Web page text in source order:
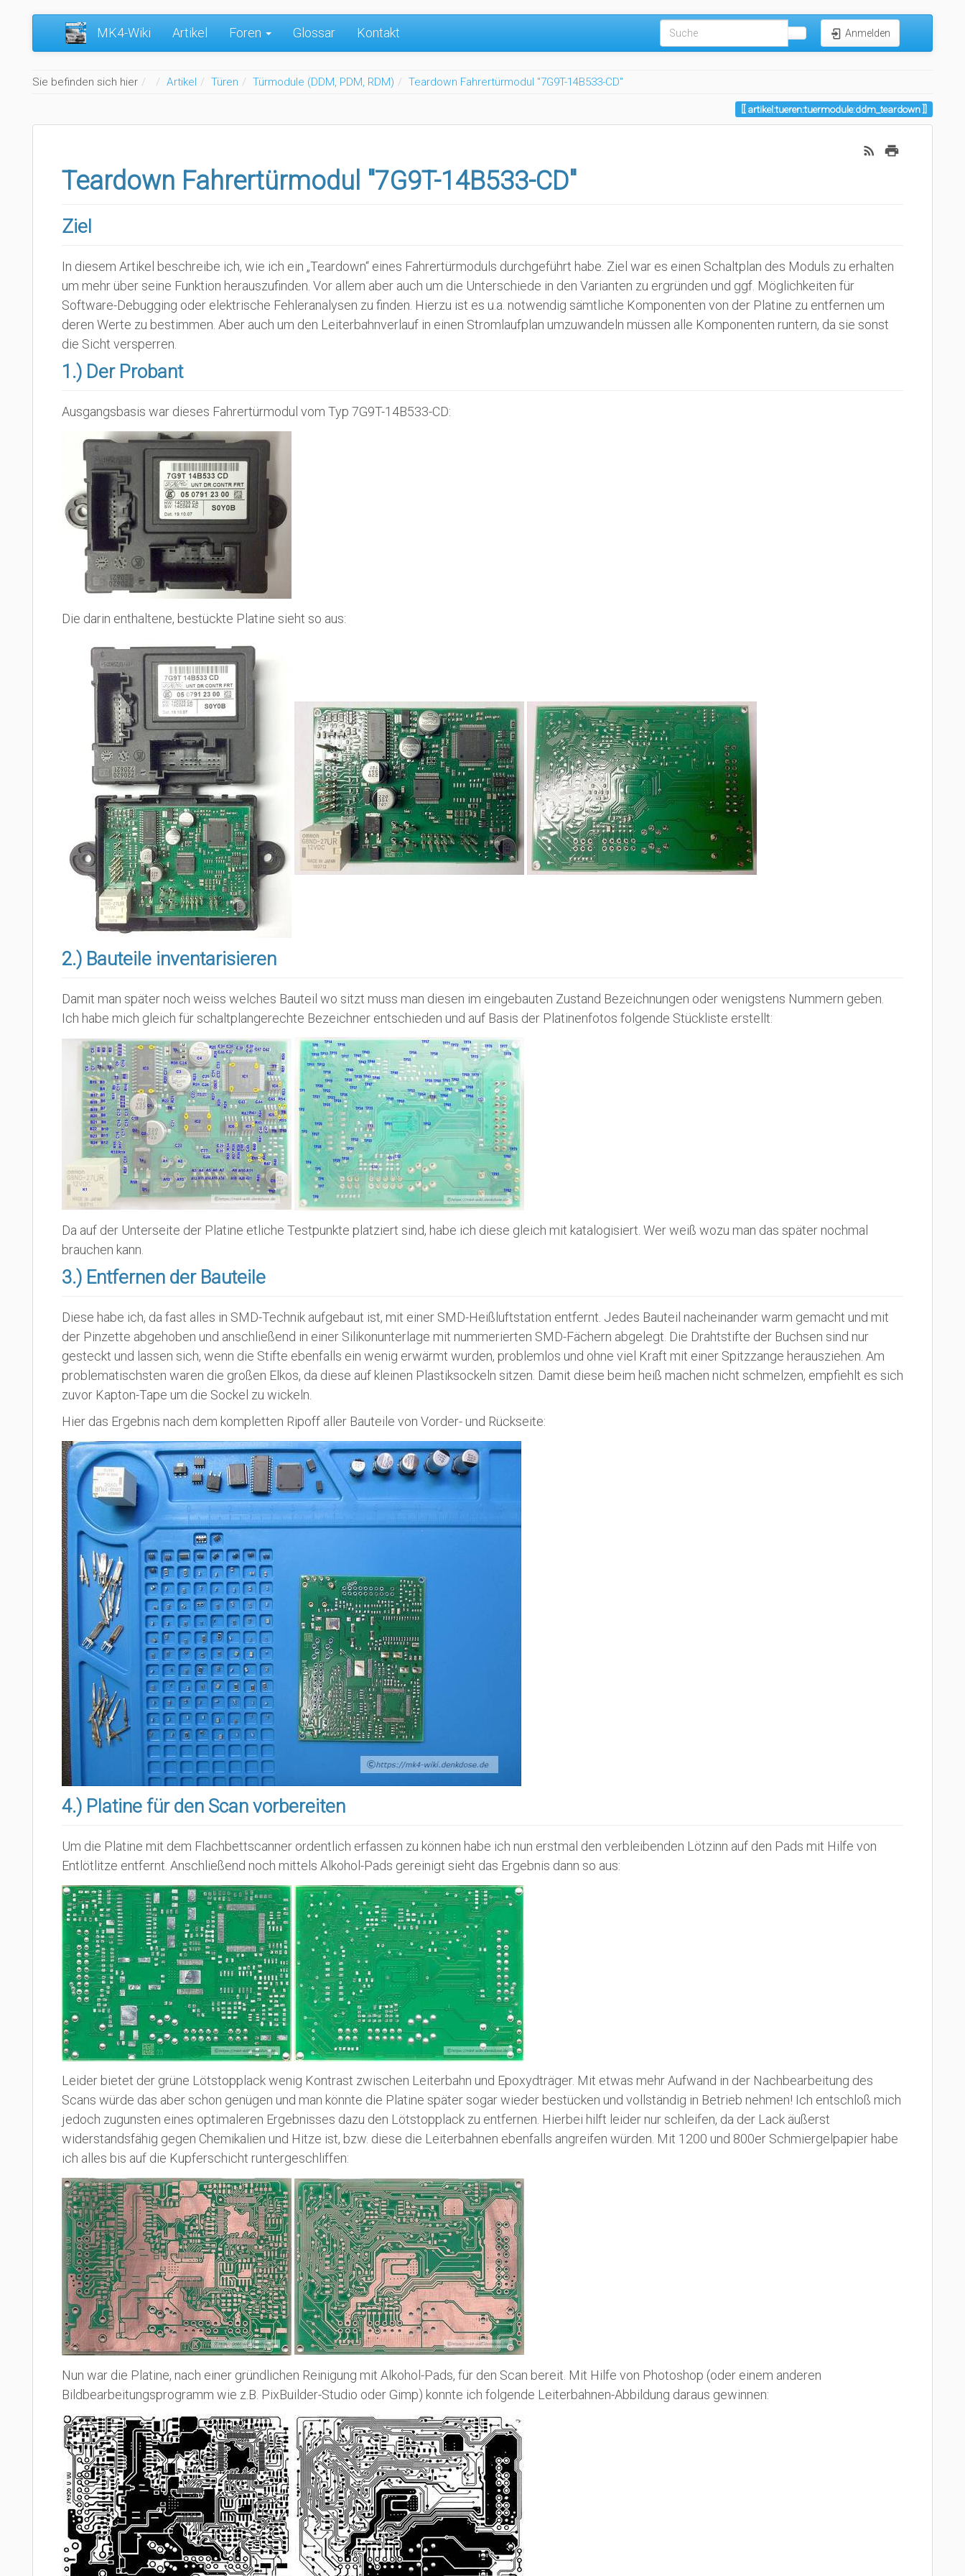
MK4-Wiki Artikel Foren Glossar Kontakt Anmelden
Sie befinden sich hier Home
Artikel Türen Türmodule (DDM, PDM, RDM) Teardown Fahrertürmodul "7G9T-14B533-CD"
artikel:tueren:tuermodule:ddm_teardown
Teardown Fahrertürmodul "7G9T-14B533-CD"
Ziel
In diesem Artikel beschreibe ich, wie ich ein „Teardown“ eines Fahrertürmoduls durchgeführt habe. Ziel war es einen Schaltplan des Moduls zu erhalten
um mehr über seine Funktion herauszufinden. Vor allem aber auch um die Unterschiede in den Varianten zu ergründen und ggf. Möglichkeiten für
Software-Debugging oder elektrische Fehleranalysen zu finden. Hierzu ist es u.a. notwendig sämtliche Komponenten von der Platine zu entfernen um
deren Werte zu bestimmen. Aber auch um den Leiterbahnverlauf in einen Stromlaufplan umzuwandeln müssen alle Komponenten runtern, da sie sonst
die Sicht versperren.
1.) Der Probant
Ausgangsbasis war dieses Fahrertürmodul vom Typ 7G9T-14B533-CD:
Die darin enthaltene, bestückte Platine sieht so aus:
2.) Bauteile inventarisieren
Damit man später noch weiss welches Bauteil wo sitzt muss man diesen im eingebauten Zustand Bezeichnungen oder wenigstens Nummern geben.
Ich habe mich gleich für schaltplangerechte Bezeichner entschieden und auf Basis der Platinenfotos folgende Stückliste erstellt:
Da auf der Unterseite der Platine etliche Testpunkte platziert sind, habe ich diese gleich mit katalogisiert. Wer weiß wozu man das später nochmal
brauchen kann.
3.) Entfernen der Bauteile
Diese habe ich, da fast alles in SMD-Technik aufgebaut ist, mit einer SMD-Heißluftstation entfernt. Jedes Bauteil nacheinander warm gemacht und mit
der Pinzette abgehoben und anschließend in einer Silikonunterlage mit nummerierten SMD-Fächern abgelegt. Die Drahtstifte der Buchsen sind nur
gesteckt und lassen sich, wenn die Stifte ebenfalls ein wenig erwärmt wurden, problemlos und ohne viel Kraft mit einer Spitzzange herausziehen. Am
problematischsten waren die großen Elkos, da diese auf kleinen Plastiksockeln sitzen. Damit diese beim heiß machen nicht schmelzen, empfiehlt es sich
zuvor Kapton-Tape um die Sockel zu wickeln.
Hier das Ergebnis nach dem kompletten Ripoff aller Bauteile von Vorder- und Rückseite:
4.) Platine für den Scan vorbereiten
Um die Platine mit dem Flachbettscanner ordentlich erfassen zu können habe ich nun erstmal den verbleibenden Lötzinn auf den Pads mit Hilfe von
Entlötlitze entfernt. Anschließend noch mittels Alkohol-Pads gereinigt sieht das Ergebnis dann so aus:
Leider bietet der grüne Lötstopplack wenig Kontrast zwischen Leiterbahn und Epoxydträger. Mit etwas mehr Aufwand in der Nachbearbeitung des
Scans würde das aber schon genügen und man könnte die Platine später sogar wieder bestücken und vollständig in Betrieb nehmen! Ich entschloß mich
jedoch zugunsten eines optimaleren Ergebnisses dazu den Lötstopplack zu entfernen. Hierbei hilft leider nur schleifen, da der Lack äußerst
widerstandsfähig gegen Chemikalien und Hitze ist, bzw. diese die Leiterbahnen ebenfalls angreifen würden. Mit 1200 und 800er Schmiergelpapier habe
ich alles bis auf die Kupferschicht runtergeschliffen:
Nun war die Platine, nach einer gründlichen Reinigung mit Alkohol-Pads, für den Scan bereit. Mit Hilfe von Photoshop (oder einem anderen
Bildbearbeitungsprogramm wie z.B. PixBuilder-Studio oder Gimp) konnte ich folgende Leiterbahnen-Abbildung daraus gewinnen: